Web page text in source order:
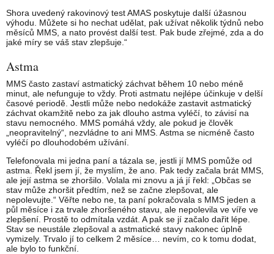
Shora uvedený rakovinový test AMAS poskytuje další úžasnou
výhodu. Můžete si ho nechat udělat, pak užívat několik týdnů nebo
měsíců MMS, a nato provést další test. Pak bude zřejmé, zda a do
jaké míry se váš stav zlepšuje.“
Astma
MMS často zastaví astmatický záchvat během 10 nebo méně
minut, ale nefunguje to vždy. Proti astmatu nejlépe účinkuje v delší
časové periodě. Jestli může nebo nedokáže zastavit astmatický
záchvat okamžitě nebo za jak dlouho astma vyléčí, to závisí na
stavu nemocného. MMS pomáhá vždy, ale pokud je člověk
„neopravitelný“, nezvládne to ani MMS. Astma se nicméně často
vyléčí po dlouhodobém užívání.
Telefonovala mi jedna paní a tázala se, jestli jí MMS pomůže od
astma. Řekl jsem jí, že myslím, že ano. Pak tedy začala brát MMS,
ale její astma se zhoršilo. Volala mi znovu a já jí řekl: „Občas se
stav může zhoršit předtím, než se začne zlepšovat, ale
nepolevujte.“ Věřte nebo ne, ta paní pokračovala s MMS jeden a
půl měsíce i za trvale zhoršeného stavu, ale nepolevila ve víře ve
zlepšení. Prostě to odmítala vzdát. A pak se jí začalo dařit lépe.
Stav se neustále zlepšoval a astmatické stavy nakonec úplně
vymizely. Trvalo jí to celkem 2 měsíce… nevím, co k tomu dodat,
ale bylo to funkční.